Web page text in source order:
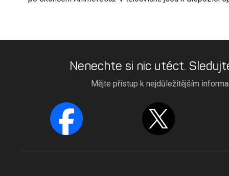
Nenechte si nic utéct.
Mějte přístup k nejdůležitějším